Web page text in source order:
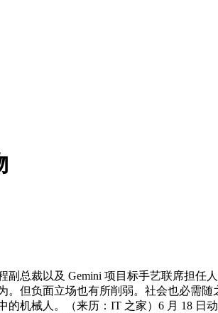
裁以及 Gemini 项目标手艺联席担任
但负面立场也有所削弱。社会也必需
机械人。（来历：IT 之家）6 月 18